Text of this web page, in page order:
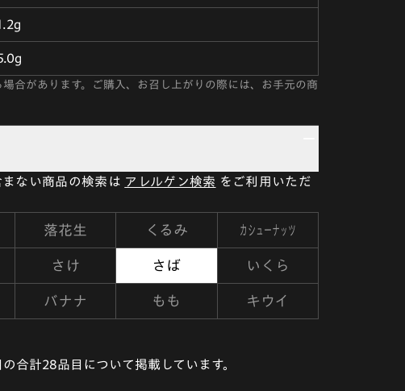
合があります。ご購入、お召し上がりの際には、お手元の商
ない商品の検索は アレルゲン検索 をご利用いただ
落花生 くるみ カシューナッツ
さけ さば いくら
バナナ もも キウイ
合計28品目について掲載しています。